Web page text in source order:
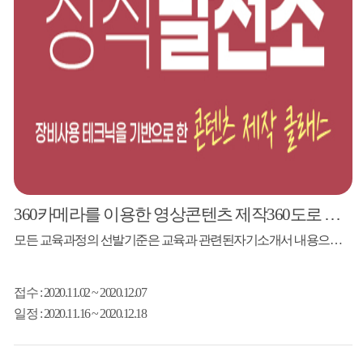
360카메라를 이용한 영상콘텐츠 제작360도로 보여주마
모든 교육과정의 선발기준은 교육과 관련된자기소개서 내용으로 강사님께서 선발할 예정입니다.(강의 난이도 조율) 강사 강성범 웨이브스튜디오633 대표 전북뮤지션네트워크 촬영 및 영상제작 산호수 프로젝트 촬영 및 영상제작 아트콜라보프로젝트 촬영 및 영상제작 김성수모던재즈트리오 콘서트 촬영 및 영상제작 소리애 공연실황 제작 촬영 및 영상제작 2020 청춘마이크 촬영 및 영상제작 모집대상 라이브 콘텐츠를 보유한 10팀 ...
접수: 2020.11.02 ~ 2020.12.07
일정 : 2020.11.16 ~ 2020.12.18